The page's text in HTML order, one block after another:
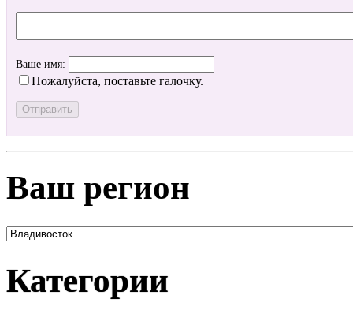
Ваше имя:
Пожалуйста, поставьте галочку.
Ваш регион
Категории